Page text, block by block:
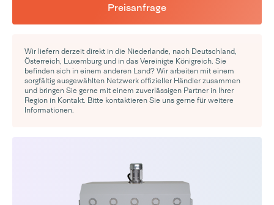
Preisanfrage
Wir liefern derzeit direkt in die Niederlande, nach Deutschland,
Österreich, Luxemburg und in das Vereinigte Königreich. Sie
befinden sich in einem anderen Land? Wir arbeiten mit einem
sorgfältig ausgewählten Netzwerk offizieller Händler zusammen
und bringen Sie gerne mit einem zuverlässigen Partner in Ihrer
Region in Kontakt. Bitte kontaktieren Sie uns gerne für weitere
Informationen.